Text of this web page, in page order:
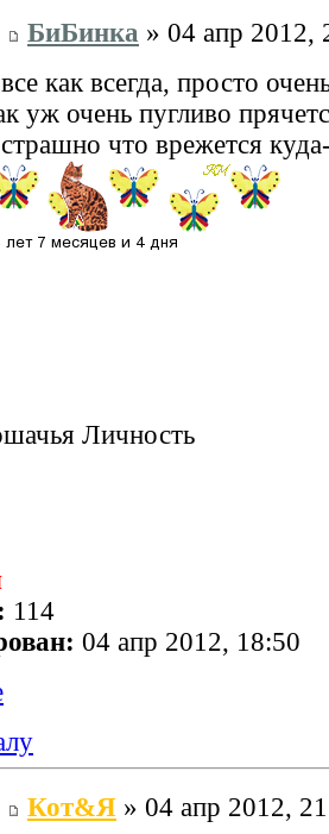
БиБинка » 04 апр 2012,
как всегда, просто
уж очень пугливо
страшно что врежется
Личность
114
04 апр 2012, 18:50
Кот&Я » 04 апр 2012,